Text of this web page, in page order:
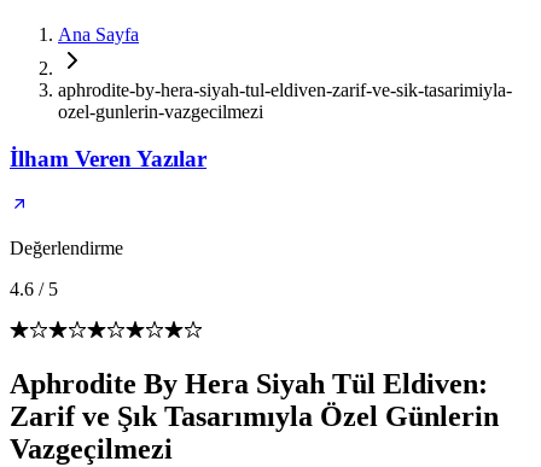
Ana Sayfa
aphrodite-by-hera-siyah-tul-eldiven-zarif-ve-sik-tasarimiyla-
ozel-gunlerin-vazgecilmezi
İlham Veren Yazılar
Değerlendirme
4.6 / 5
Aphrodite By Hera Siyah Tül Eldiven:
Zarif ve Şık Tasarımıyla Özel Günlerin
Vazgeçilmezi